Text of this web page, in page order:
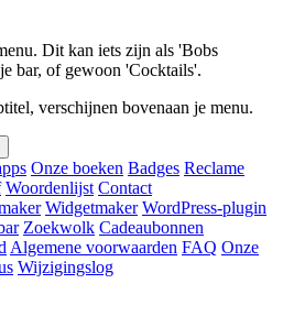
Dit kan iets zijn als 'Bobs
bar, of gewoon 'Cocktails'.
verschijnen bovenaan je menu.
Onze boeken Badges Reclame
Woordenlijst Contact
Widgetmaker WordPress-plugin
Zoekwolk Cadeaubonnen
Algemene voorwaarden FAQ Onze
Wijzigingslog